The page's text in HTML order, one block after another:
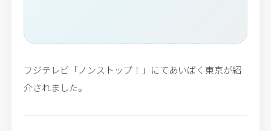
フジテレビ「ノンストップ！」にてあいぱく東京が紹
介されました。